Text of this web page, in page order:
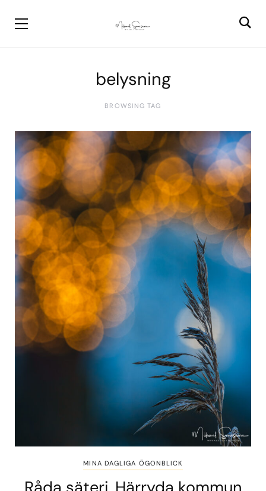
belysning
BROWSING TAG
MINA DAGLIGA ÖGONBLICK